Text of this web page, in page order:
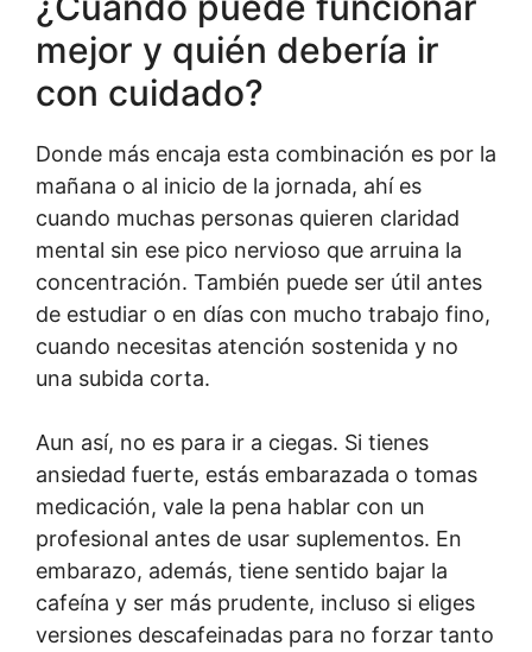
mejor y quién debería ir
con cuidado?
Donde más encaja esta combinación es por la
mañana o al inicio de la jornada, ahí es
cuando muchas personas quieren claridad
mental sin ese pico nervioso que arruina la
concentración. También puede ser útil antes
de estudiar o en días con mucho trabajo fino,
cuando necesitas atención sostenida y no
una subida corta.
Aun así, no es para ir a ciegas. Si tienes
ansiedad fuerte, estás embarazada o tomas
medicación, vale la pena hablar con un
profesional antes de usar suplementos. En
embarazo, además, tiene sentido bajar la
cafeína y ser más prudente, incluso si eliges
versiones descafeinadas para no forzar tanto